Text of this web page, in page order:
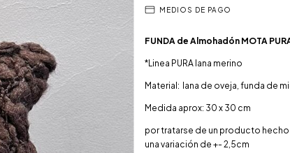
MEDIOS DE PAGO
FUNDA de Almohadón MOTA
*Linea PURA lana merino
Material: lana de oveja, funda de
Medida aprox: 30 x 30 cm
por tratarse de un producto
una variación de +- 2,5cm